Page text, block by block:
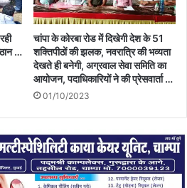
…
चांपा के कोरबा रोड में दिखेगी देश के 51
शक्तिपीठों की झलक, नवरात्रि की भव्यता
देखते ही बनेगी, अग्रवाल सेवा समिति का
आयोजन, पदाधिकारियों ने की प्रेसवार्ता …
01/10/2023